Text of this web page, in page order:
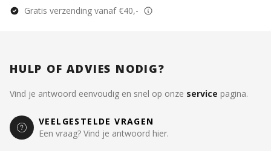
Gratis verzending vanaf €40,-
HULP OF ADVIES NODIG?
Vind je antwoord eenvoudig en snel op onze service pagina.
VEELGESTELDE VRAGEN
Een vraag? Vind je antwoord hier.